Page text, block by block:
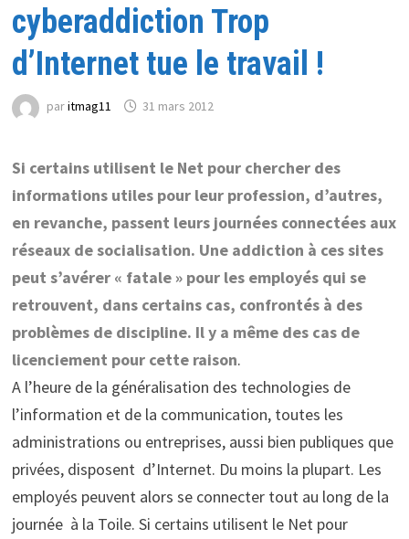
cyberaddiction Trop
d’Internet tue le travail !
paritmag11 31 mars 2012
Si certains utilisent le Net pour chercher des
informations utiles pour leur profession, d’autres,
en revanche, passent leurs journées connectées aux
réseaux de socialisation. Une addiction à ces sites
peut s’avérer « fatale » pour les employés qui se
retrouvent, dans certains cas, confrontés à des
problèmes de discipline. Il y a même des cas de
licenciement pour cette raison.
A l’heure de la généralisation des technologies de
l’information et de la communication, toutes les
administrations ou entreprises, aussi bien publiques que
privées, disposent d’Internet. Du moins la plupart. Les
employés peuvent alors se connecter tout au long de la
journée à la Toile. Si certains utilisent le Net pour